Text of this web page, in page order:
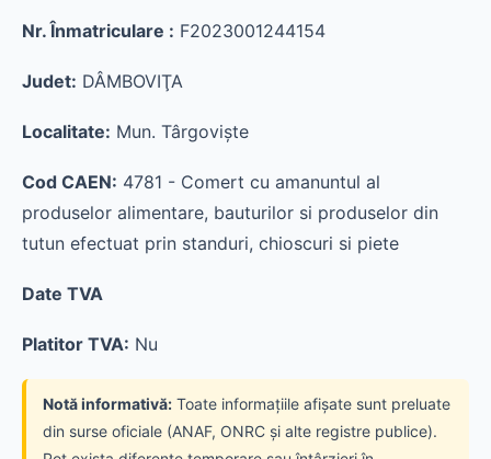
Nr. Înmatriculare : F2023001244154
Judet: DÂMBOVIŢA
Localitate: Mun. Târgovişte
Cod CAEN: 4781 - Comert cu amanuntul al
produselor alimentare, bauturilor si produselor din
tutun efectuat prin standuri, chioscuri si piete
Date TVA
Platitor TVA: Nu
Notă informativă: Toate informațiile afișate sunt preluate
din surse oficiale (ANAF, ONRC și alte registre publice).